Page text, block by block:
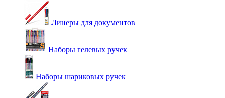
Линеры для документов
Наборы гелевых ручек
Наборы шариковых ручек